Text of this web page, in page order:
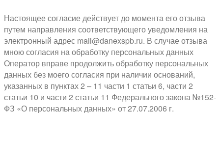
Настоящее согласие действует до момента его отзыва
путем направления соответствующего уведомления на
электронный адрес mail@danexspb.ru. В случае отзыва
мною согласия на обработку персональных данных
Оператор вправе продолжить обработку персональных
данных без моего согласия при наличии оснований,
указанных в пунктах 2 – 11 части 1 статьи 6, части 2
статьи 10 и части 2 статьи 11 Федерального закона №152-
ФЗ «О персональных данных» от 27.07.2006 г.